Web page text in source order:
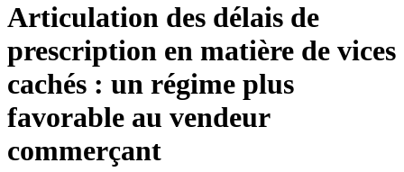
Articulation des délais de
prescription en matière de vices
cachés : un régime plus
favorable au vendeur
commerçant